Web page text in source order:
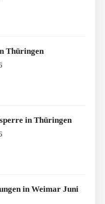
Thüringen
in Thüringen
in Weimar Juni